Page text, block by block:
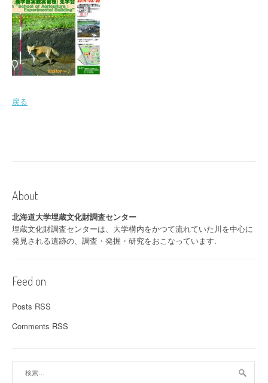
戻る
About
北海道大学埋蔵文化財調査センター
埋蔵文化財調査センターは、大学構内をかつて流れていた川を中心に
発見される遺跡の、調査・発掘・研究をおこなっています.
Feed on
Posts RSS
Comments RSS